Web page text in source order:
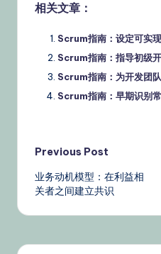
相关文章：
Scrum指南：设定可实
Scrum指南：指导初级
Scrum指南：为开发团
Scrum指南：早期识别
Post
navigation
Previous Post
业务动机模型：在利益相
关者之间建立共识